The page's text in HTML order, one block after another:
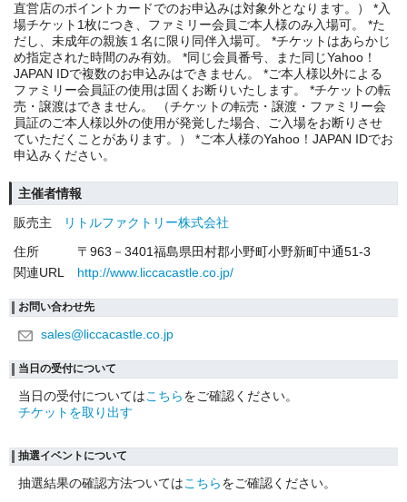
直営店のポイントカードでのお申込みは対象外となります。） *入
場チケット1枚につき、ファミリー会員ご本人様のみ入場可。 *た
だし、未成年の親族１名に限り同伴入場可。 *チケットはあらかじ
め指定された時間のみ有効。 *同じ会員番号、また同じYahoo！
JAPAN IDで複数のお申込みはできません。 *ご本人様以外による
ファミリー会員証の使用は固くお断りいたします。 *チケットの転
売・譲渡はできません。 （チケットの転売・譲渡・ファミリー会
員証のご本人様以外の使用が発覚した場合、ご入場をお断りさせ
ていただくことがあります。） *ご本人様のYahoo！JAPAN IDでお
申込みください。
主催者情報
販売主
リトルファクトリー株式会社
住所
〒963－3401福島県田村郡小野町小野新町中通51-3
関連URL
http://www.liccacastle.co.jp/
お問い合わせ先
sales@liccacastle.co.jp
当日の受付について
当日の受付についてはこちらをご確認ください。
チケットを取り出す
抽選イベントについて
抽選結果の確認方法ついてはこちらをご確認ください。